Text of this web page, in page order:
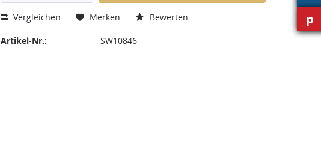
Vergleichen Merken Bewerten
Artikel-Nr.: SW10846
p